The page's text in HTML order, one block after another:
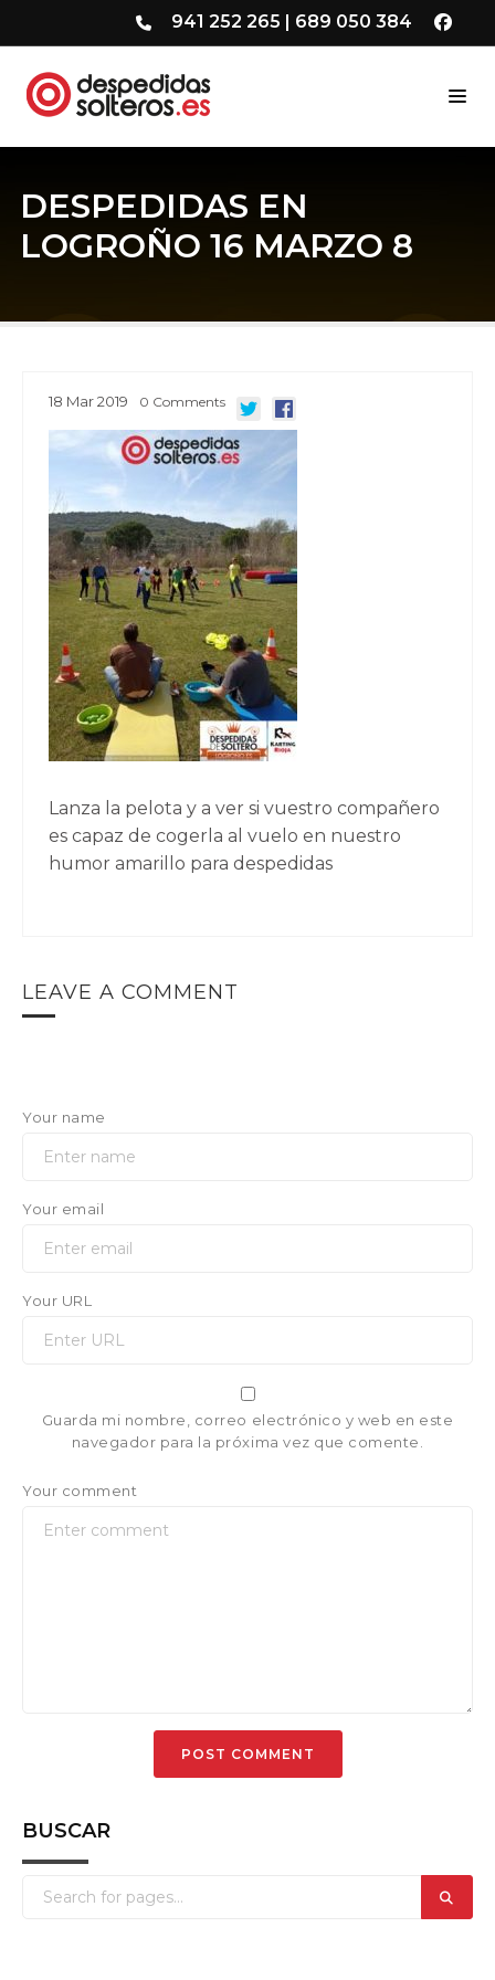
941 252 265 | 689 050 384
DESPEDIDAS EN
LOGROÑO 16 MARZO 8
18 Mar2019 0 Comments
Lanza la pelota y a ver si vuestro compañero
es capaz de cogerla al vuelo en nuestro
humor amarillo para despedidas
LEAVE A COMMENT
Your name
Your email
Your URL
Guarda mi nombre, correo electrónico y web en este
navegador para la próxima vez que comente.
Your comment
BUSCAR